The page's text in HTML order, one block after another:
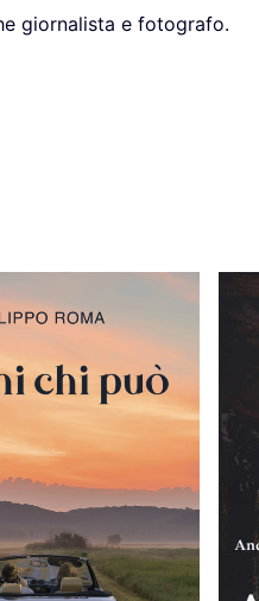
giornalista e fotografo.